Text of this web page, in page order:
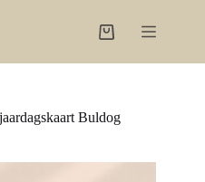
Winkelwagen
Buldog